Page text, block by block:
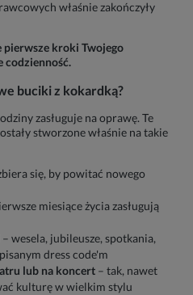
właśnie zakończyły
pierwsze kroki Twojego
codzienność.
buciki z kokardką?
zasługuje na oprawę. Te
stworzone właśnie na takie
się, by powitać nowego
miesiące życia zasługują
– wesela, jubileusze, spotkania,
dress code'm
lub na koncert – tak, nawet
kulturę w wielkim stylu